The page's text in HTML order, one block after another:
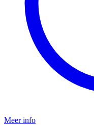
Meer info